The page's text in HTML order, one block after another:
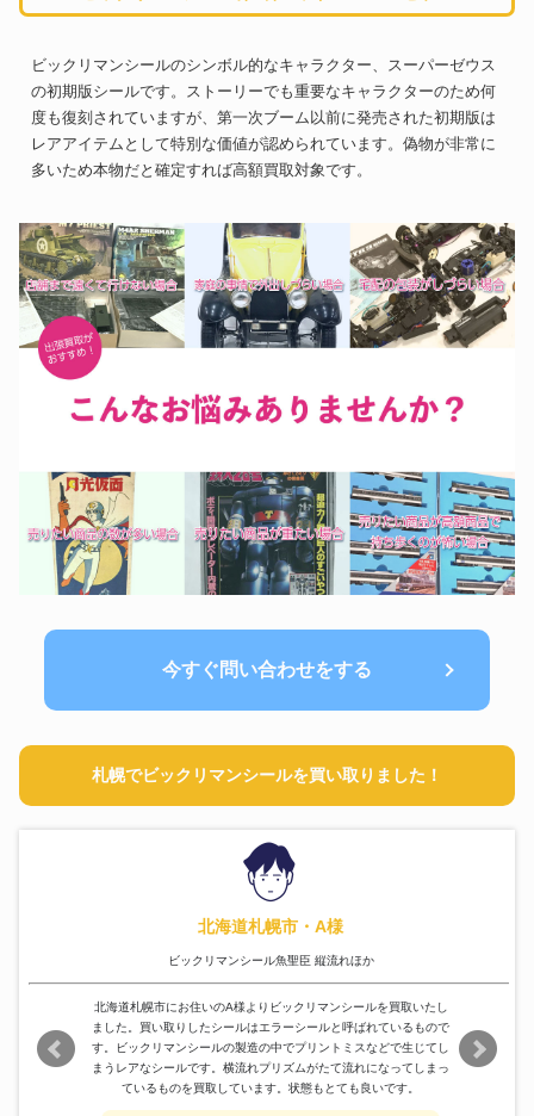
ビックリマンシールのシンボル的なキャラクター、スーパーゼウス
の初期版シールです。ストーリーでも重要なキャラクターのため何
度も復刻されていますが、第一次ブーム以前に発売された初期版は
レアアイテムとして特別な価値が認められています。偽物が非常に
多いため本物だと確定すれば高額買取対象です。
今すぐ問い合わせをする
札幌でビックリマンシールを買い取りました！
北海道札幌市・A様
ビックリマンシール魚聖臣 縦流れほか
北海道札幌市にお住いのA様よりビックリマンシールを買取いたし
ました。買い取りしたシールはエラーシールと呼ばれているもので
す。ビックリマンシールの製造の中でプリントミスなどで生じてし
まうレアなシールです。横流れプリズムがたて流れになってしまっ
ているものを買取しています。状態もとても良いです。